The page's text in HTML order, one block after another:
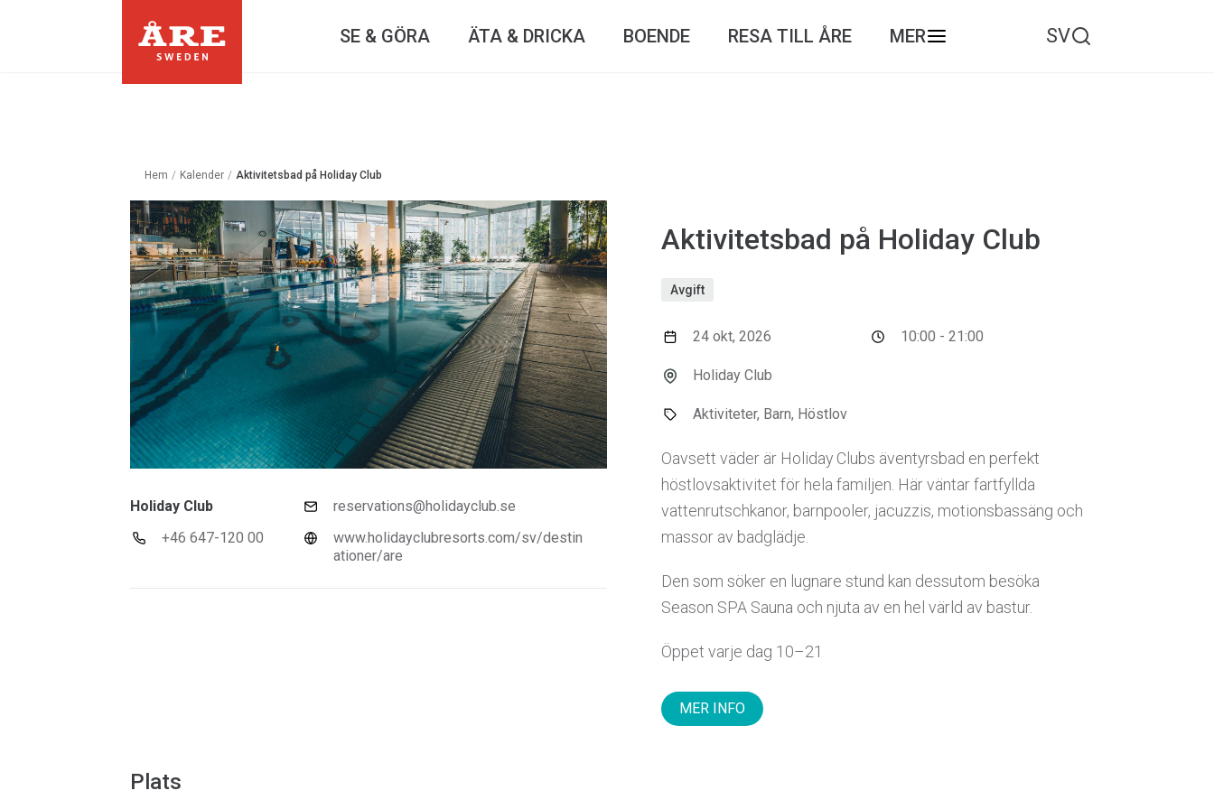
SE & GÖRA ÄTA & DRICKA BOENDE RESA TILL ÅRE MER SV
Hem / Kalender / Aktivitetsbad på Holiday Club
Holiday Club
+46 647-120 00
reservations@holidayclub.se
www.holidayclubresorts.com/sv/destin
ationer/are
Aktivitetsbad på Holiday Club
Avgift
24 okt, 2026
Holiday Club
Aktiviteter, Barn, Höstlov
10:00 - 21:00
Oavsett väder är Holiday Clubs äventyrsbad en perfekt
höstlovsaktivitet för hela familjen. Här väntar fartfyllda
vattenrutschkanor, barnpooler, jacuzzis, motionsbassäng och
massor av badglädje.
Den som söker en lugnare stund kan dessutom besöka
Season SPA Sauna och njuta av en hel värld av bastur.
Öppet varje dag 10–21
MER INFO
Plats